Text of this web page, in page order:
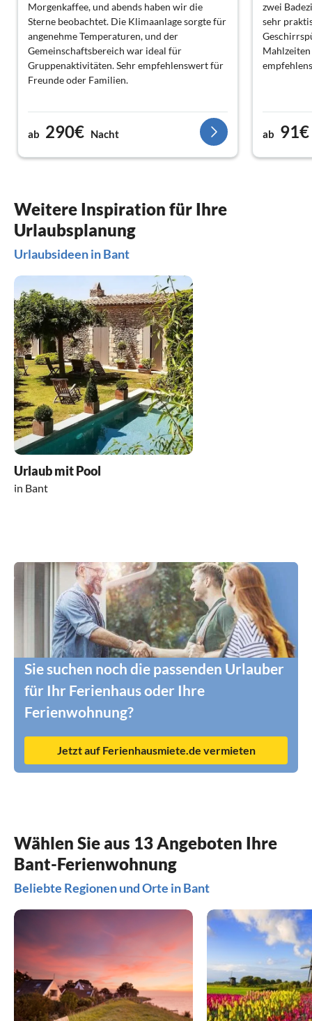
Morgenkaffee, und abends haben wir die
Sterne beobachtet. Die Klimaanlage sorgte für
angenehme Temperaturen, und der
Gemeinschaftsbereich war ideal für
Gruppenaktivitäten. Sehr empfehlenswert für
Freunde oder Familien.
ab 290€ Nacht
zwei
sehr
ab 91€
Weitere Inspiration für Ihre
Urlaubsplanung
Urlaubsideen in Bant
Urlaub mit Pool
in Bant
Sie suchen noch die passenden Urlauber
für Ihr Ferienhaus oder Ihre
Ferienwohnung?
Jetzt auf Ferienhausmiete.de vermieten
Wählen Sie aus 13 Angeboten Ihre
Bant-Ferienwohnung
Beliebte Regionen und Orte in Bant